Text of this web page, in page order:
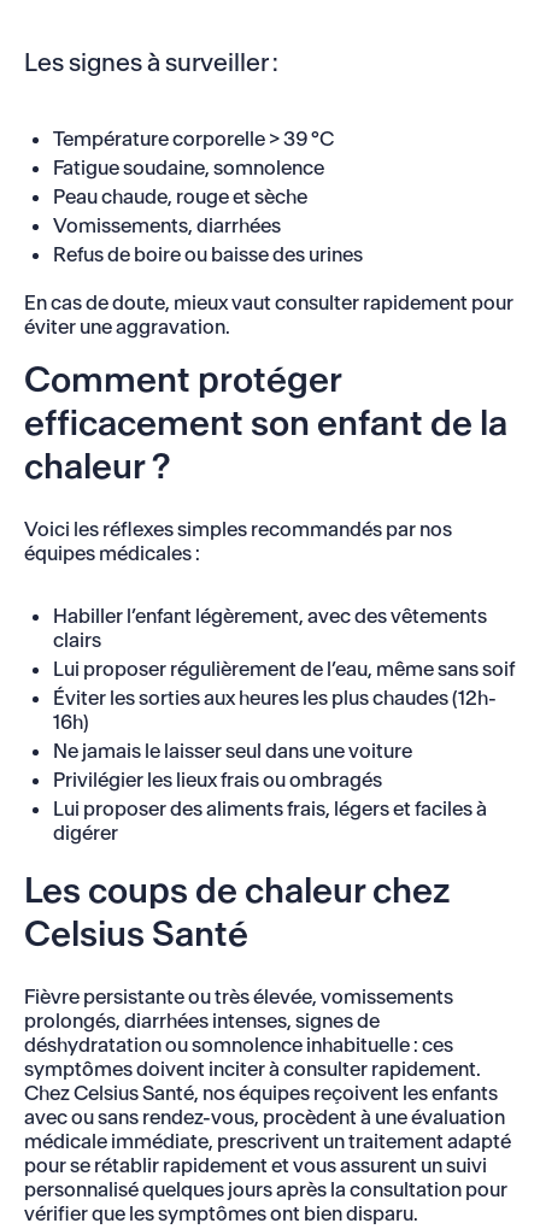
Les signes à surveiller :
Température corporelle > 39 °C
Fatigue soudaine, somnolence
Peau chaude, rouge et sèche
Vomissements, diarrhées
Refus de boire ou baisse des urines
En cas de doute, mieux vaut consulter rapidement pour
éviter une aggravation.
Comment protéger
efficacement son enfant de la
chaleur ?
Voici les réflexes simples recommandés par nos
équipes médicales :
Habiller l’enfant légèrement, avec des vêtements
clairs
Lui proposer régulièrement de l’eau, même sans soif
Éviter les sorties aux heures les plus chaudes (12h-
16h)
Ne jamais le laisser seul dans une voiture
Privilégier les lieux frais ou ombragés
Lui proposer des aliments frais, légers et faciles à
digérer
Les coups de chaleur chez
Celsius Santé
Fièvre persistante ou très élevée, vomissements
prolongés, diarrhées intenses, signes de
déshydratation ou somnolence inhabituelle : ces
symptômes doivent inciter à consulter rapidement.
Chez Celsius Santé, nos équipes reçoivent les enfants
avec ou sans rendez-vous, procèdent à une évaluation
médicale immédiate, prescrivent un traitement adapté
pour se rétablir rapidement et vous assurent un suivi
personnalisé quelques jours après la consultation pour
vérifier que les symptômes ont bien disparu.